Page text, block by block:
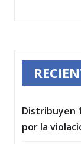
Distribuyen
por la